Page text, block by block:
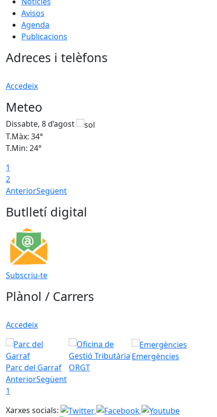
Avisos
Agenda
Publicacions
Adreces i telèfons
Accedeix
Meteo
Dissabte, 8 d’agost
T.Màx: 34°
T.Min: 24°
1
2
AnteriorSegüent
Butlletí digital
Subscriu-te
Plànol / Carrers
Accedeix
Parc del Garraf ORGT
Emergències
AnteriorSegüent
1
Xarxes socials: